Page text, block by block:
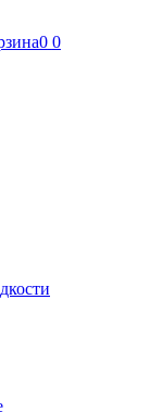
0 0